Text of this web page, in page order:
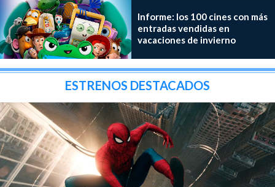
Informe: los 100 cines con más
entradas vendidas en
vacaciones de invierno
ESTRENOS DESTACADOS